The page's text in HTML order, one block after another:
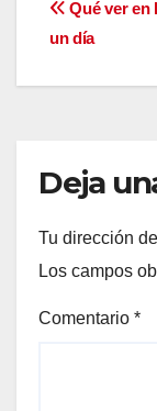
Qué ver en
un día
Deja
Tu dirección
Los campos
Comentario *